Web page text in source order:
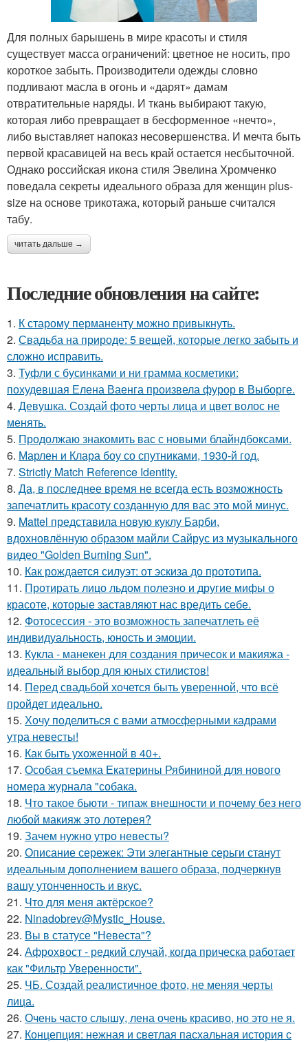
Для полных барышень в мире красоты и стиля
существует масса ограничений: цветное не носить, про
короткое забыть. Производители одежды словно
подливают масла в огонь и «дарят» дамам
отвратительные наряды. И ткань выбирают такую,
которая либо превращает в бесформенное «нечто»,
либо выставляет напоказ несовершенства. И мечта быть
первой красавицей на весь край остается несбыточной.
Однако российская икона стиля Эвелина Хромченко
поведала секреты идеального образа для женщин plus-
size на основе трикотажа, который раньше считался
табу.
читать дальше →
Последние обновления на сайте:
1. К старому перманенту можно привыкнуть.
2. Свадьба на природе: 5 вещей, которые легко забыть и
сложно исправить.
3. Туфли с бусинками и ни грамма косметики:
похудевшая Елена Ваенга произвела фурор в Выборге.
4. Девушка. Создай фото черты лица и цвет волос не
менять.
5. Продолжаю знакомить вас с новыми блайндбоксами.
6. Марлен и Клара боу со спутниками, 1930-й год.
7. Strictly Match Reference Identity.
8. Да, в последнее время не всегда есть возможность
запечатлить красоту созданную для вас это мой минус.
9. Mattel представила новую куклу Барби,
вдохновлённую образом майли Сайрус из музыкального
видео "Golden Burning Sun".
10. Как рождается силуэт: от эскиза до прототипа.
11. Протирать лицо льдом полезно и другие мифы о
красоте, которые заставляют нас вредить себе.
12. Фотосессия - это возможность запечатлеть её
индивидуальность, юность и эмоции.
13. Кукла - манекен для создания причесок и макияжа -
идеальный выбор для юных стилистов!
14. Перед свадьбой хочется быть уверенной, что всё
пройдет идеально.
15. Хочу поделиться с вами атмосферными кадрами
утра невесты!
16. Как быть ухоженной в 40+.
17. Особая съемка Екатерины Рябининой для нового
номера журнала "собака.
18. Что такое бьюти - типаж внешности и почему без него
любой макияж это лотерея?
19. Зачем нужно утро невесты?
20. Описание сережек: Эти элегантные серьги станут
идеальным дополнением вашего образа, подчеркнув
вашу утонченность и вкус.
21. Что для меня актёрское?
22. Ninadobrev@Mystic_House.
23. Вы в статусе "Невеста"?
24. Афрохвост - редкий случай, когда прическа работает
как "Фильтр Уверенности".
25. ЧБ. Создай реалистичное фото, не меняя черты
лица.
26. Очень часто слышу, лена очень красиво, но это не я.
27. Концепция: нежная и светлая пасхальная история с